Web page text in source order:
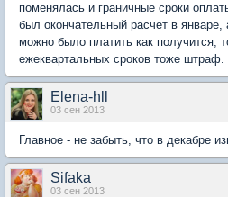
поменялась и граничные сроки
был окончательный расчет в январе,
можно было платить как получится,
ежеквартальных сроков тоже штраф.
Elena-hll
03 сен 2013
Главное - не забыть, что в декабре
Sifaka
03 сен 2013